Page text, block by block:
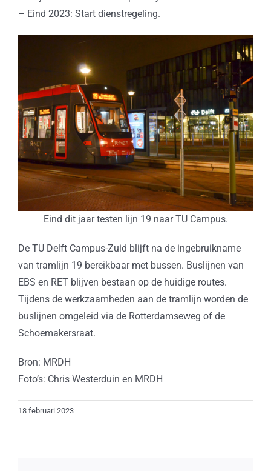
– Eind 2023: Start dienstregeling.
Eind dit jaar testen lijn 19 naar TU Campus.
De TU Delft Campus-Zuid blijft na de ingebruikname
van tramlijn 19 bereikbaar met bussen. Buslijnen van
EBS en RET blijven bestaan op de huidige routes.
Tijdens de werkzaamheden aan de tramlijn worden de
buslijnen omgeleid via de Rotterdamseweg of de
Schoemakersraat.
Bron: MRDH
Foto’s: Chris Westerduin en MRDH
18 februari 2023